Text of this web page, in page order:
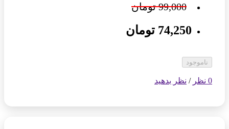
99,000 تومان
74,250 تومان
ناموجود
0 نظر / نظر بدهید